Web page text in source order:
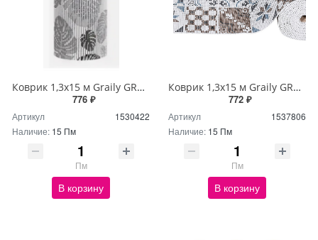
Коврик 1,3х15 м Graily GR1301A-130
776 ₽
Артикул
1530422
Наличие: 15 Пм
Пм
В корзину
Коврик 1,3х15 м Graily GR1356A-130
772 ₽
Артикул
1537806
Наличие: 15 Пм
Пм
В корзину